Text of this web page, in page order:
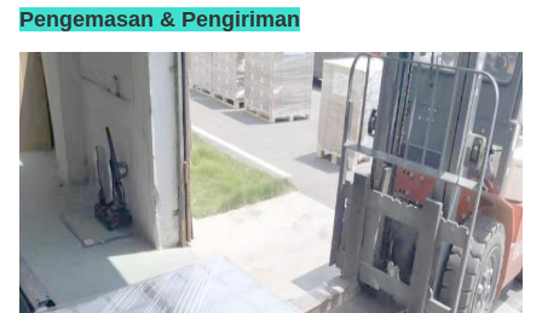
Pengemasan & Pengiriman